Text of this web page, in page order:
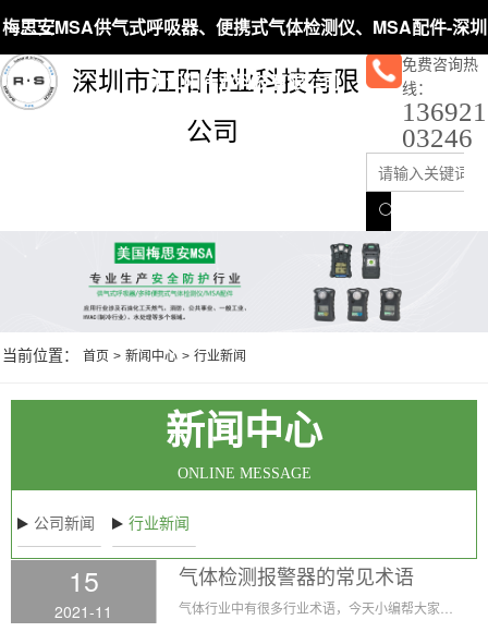
梅思安MSA供气式呼吸器、便携式气体检测仪、MSA配件-深圳
市江阳伟业科技有限公司
深圳市江阳伟业科技有限
公司
免费咨询热
线：
136921
03246
当前位置： 首页 > 新闻中心 > 行业新闻
新闻中心
ONLINE MESSAGE
公司新闻 行业新闻
15
2021-11
气体检测报警器的常见术语